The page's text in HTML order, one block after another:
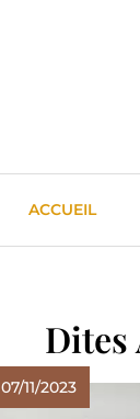
ACCUEIL
Dites
07/11/2023